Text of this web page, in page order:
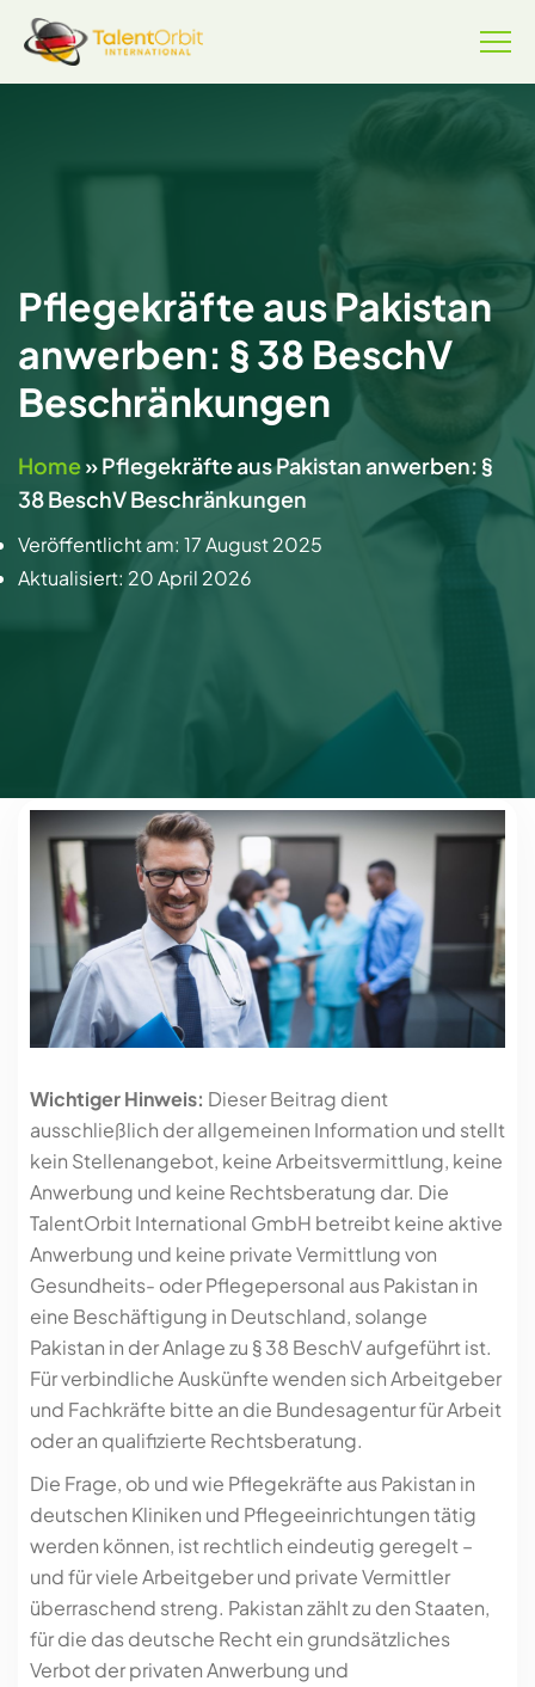
Pflegekräfte aus Pakistan
anwerben: § 38 BeschV
Beschränkungen
Home»Pflegekräfte aus Pakistan anwerben: §
38 BeschV Beschränkungen
Veröffentlicht am: 17 August 2025
Aktualisiert: 20 April 2026
Wichtiger Hinweis: Dieser Beitrag dient
ausschließlich der allgemeinen Information und stellt
kein Stellenangebot, keine Arbeitsvermittlung, keine
Anwerbung und keine Rechtsberatung dar. Die
TalentOrbit International GmbH betreibt keine aktive
Anwerbung und keine private Vermittlung von
Gesundheits- oder Pflegepersonal aus Pakistan in
eine Beschäftigung in Deutschland, solange
Pakistan in der Anlage zu § 38 BeschV aufgeführt ist.
Für verbindliche Auskünfte wenden sich Arbeitgeber
und Fachkräfte bitte an die Bundesagentur für Arbeit
oder an qualifizierte Rechtsberatung.
Die Frage, ob und wie Pflegekräfte aus Pakistan in
deutschen Kliniken und Pflegeeinrichtungen tätig
werden können, ist rechtlich eindeutig geregelt –
und für viele Arbeitgeber und private Vermittler
überraschend streng. Pakistan zählt zu den Staaten,
für die das deutsche Recht ein grundsätzliches
Verbot der privaten Anwerbung und